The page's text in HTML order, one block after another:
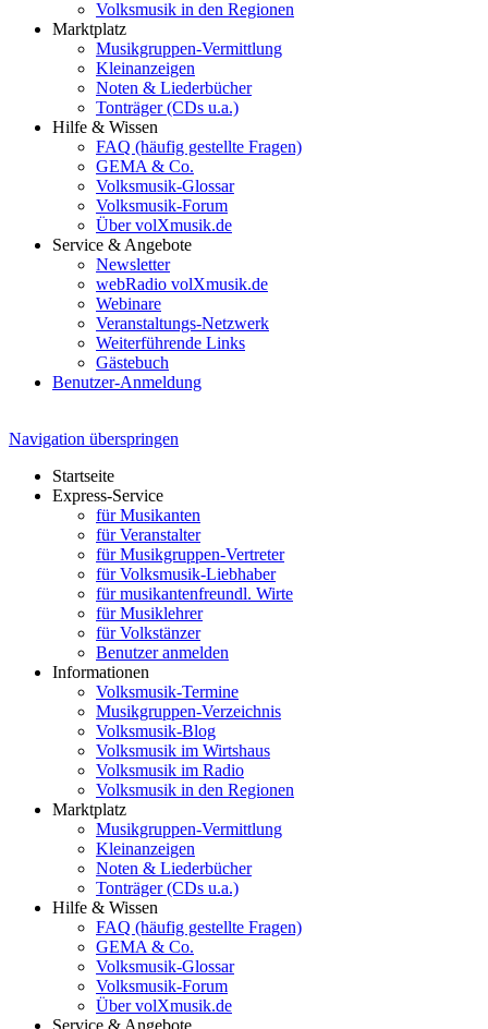
Volksmusik in den Regionen
Marktplatz
Musikgruppen-Vermittlung
Kleinanzeigen
Noten & Liederbücher
Tonträger (CDs u.a.)
Hilfe & Wissen
FAQ (häufig gestellte Fragen)
GEMA & Co.
Volksmusik-Glossar
Volksmusik-Forum
Über volXmusik.de
Service & Angebote
Newsletter
webRadio volXmusik.de
Webinare
Veranstaltungs-Netzwerk
Weiterführende Links
Gästebuch
Benutzer-Anmeldung
Navigation überspringen
Startseite
Express-Service
für Musikanten
für Veranstalter
für Musikgruppen-Vertreter
für Volksmusik-Liebhaber
für musikantenfreundl. Wirte
für Musiklehrer
für Volkstänzer
Benutzer anmelden
Informationen
Volksmusik-Termine
Musikgruppen-Verzeichnis
Volksmusik-Blog
Volksmusik im Wirtshaus
Volksmusik im Radio
Volksmusik in den Regionen
Marktplatz
Musikgruppen-Vermittlung
Kleinanzeigen
Noten & Liederbücher
Tonträger (CDs u.a.)
Hilfe & Wissen
FAQ (häufig gestellte Fragen)
GEMA & Co.
Volksmusik-Glossar
Volksmusik-Forum
Über volXmusik.de
Service & Angebote